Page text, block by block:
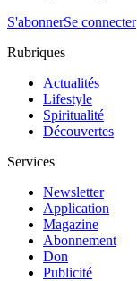
S'abonnerSe connecter
Rubriques
Actualités
Lifestyle
Spiritualité
Découvertes
Services
Newsletter
Application
Magazine
Abonnement
Don
Publicité